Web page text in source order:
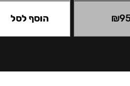
₪ הוסף לסל